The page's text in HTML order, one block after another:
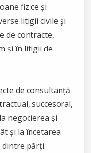
fizice și
litigii civile şi
de contracte,
și în litigii de
de consultanță
succesoral,
negocierea și
și la încetarea
părți.